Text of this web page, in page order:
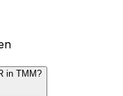
in TMM?